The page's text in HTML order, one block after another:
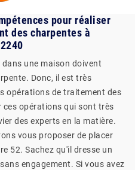
pour réaliser
des charpentes à
une maison doivent
Donc, il est très
opérations de traitement des
opérations qui sont très
des experts en la matière.
vous proposer de placer
52. Sachez qu'il dresse un
engagement. Si vous avez